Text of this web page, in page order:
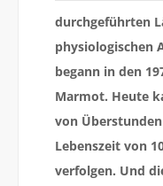
durchgeführten
physiologischen
begann in den
Marmot. Heute
von
Lebenszeit von
verfolgen. Und